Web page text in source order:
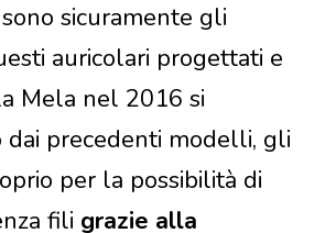
sicuramente gli
auricolari progettati e
Mela nel 2016 si
dai precedenti modelli, gli
per la possibilità di
fili grazie alla